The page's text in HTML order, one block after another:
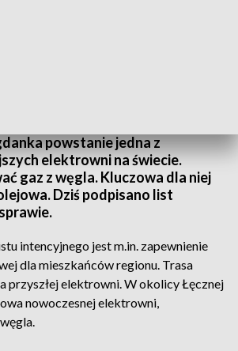
powstanie jedna z
elektrowni na świecie.
gaz z węgla. Kluczowa dla niej
Dziś podpisano list
intencyjnego jest m.in. zapewnienie
dla mieszkańców regionu. Trasa
przyszłej elektrowni. W okolicy Łęcznej
nowoczesnej elektrowni,